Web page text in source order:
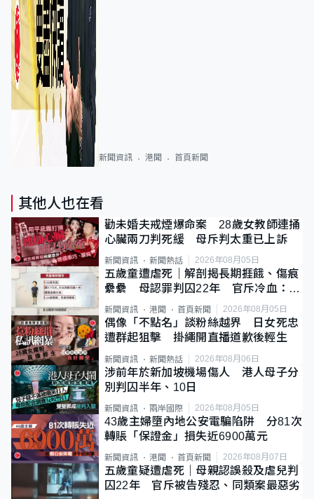
新聞資訊 港聞 首頁新聞
其他人也在看
勸未婚夫戒煙爆命案 28歲女教師連捅
心臟兩刀判死緩 母斥判太重已上訴
新聞資訊 新聞熱話 2026年08月05日
五歲童遭虐死｜解剖揭長期捱餓、傷痕
纍纍 母認罪判囚22年 官斥冷血：同
類案最惡劣
新聞資訊 港聞 首頁新聞 2026年08月05日
偶像「不點名」談粉絲越界 日女死忠
遭群起狙擊 掛繩開直播道歉後輕生
新聞資訊 新聞熱話 2026年08月06日
涉前年於新加坡機場傷人 港人母子分
別判囚半年、10日
新聞資訊 兩岸國際 2026年08月05日
43歲主婦墮內地公安電騙陷阱 分81次
轉賬「保證金」損失近6900萬元
新聞資訊 港聞 首頁新聞 2026年08月07日
五歲童疑遭虐死｜母親認誤殺及虐兒判
囚22年 官斥被告殘忍、同類案最惡劣